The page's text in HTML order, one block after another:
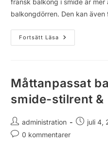
balkongdörren. Den kan
Fortsätt Läsa
Måttanpassat
smide-stilrent &
administration juli 4,
0 kommentarer